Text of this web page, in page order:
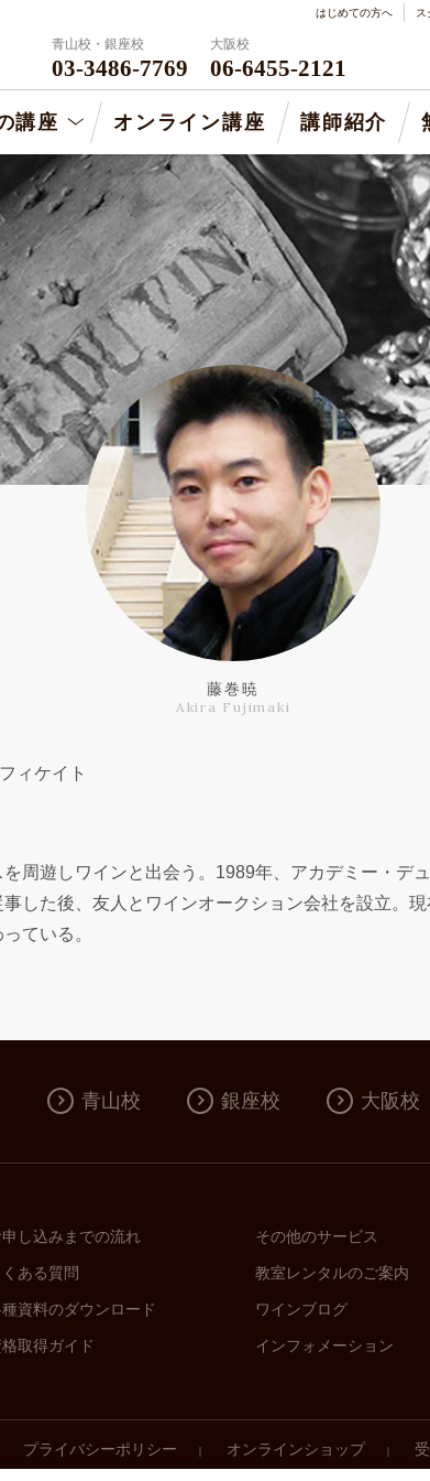
青山校・銀座校
03-3486-7769
大阪校
06-6455-2121
はじめての方へ ス
講座 オンライン講座 講師紹介
藤巻暁
Akira Fujimaki
ィケイト
周遊しワインと出会う。1989年、アカデミー・デ
した後、友人とワインオークション会社を設立。
ている。
青山校 銀座校 大阪校
申し込みまでの流れ
くある質問
種資料のダウンロード
格取得ガイド
その他のサービス
教室レンタルのご案内
ワインブログ
インフォメーション
プライバシーポリシー オンラインショップ